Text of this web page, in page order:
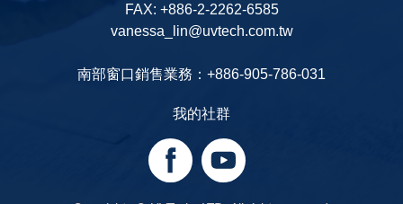
FAX: +886-2-2262-6585
vanessa_lin@uvtech.com.tw
南部窗口銷售業務：+886-905-786-031
我的社群